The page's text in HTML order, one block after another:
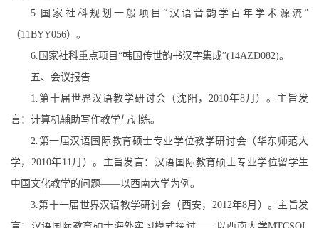
5. 国家社科规划一般项目“汉语音韵学百年学术源流”
（11BYY056）。
6. 国家社科重点项目“韩国传世韵书汉字集成”(14AZD082)。
五、会议报告
1. 第十届世界汉语教学研讨会（沈阳， 2010年8月）。主旨发
言：计算机辅助写作教学与训练。
2. 第一届汉语国际教育硕士专业学位教学研讨会（华东师范大
学， 2010年11月）。主旨发言：汉语国际教育硕士专业学位留学生
中国文化教学的问题——以西南大学为例。
3.第十一届世界汉语教学研讨会（西安， 2012年8月）。主旨发